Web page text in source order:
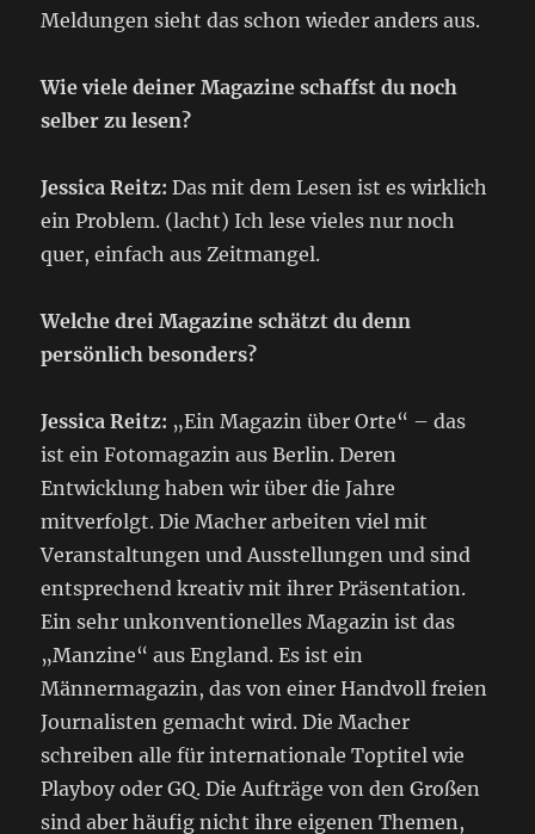
Meldungen sieht das schon wieder anders aus.
Wie viele deiner Magazine schaffst du noch
selber zu lesen?
Jessica Reitz:Das mit dem Lesen ist es wirklich
ein Problem. (lacht) Ich lese vieles nur noch
quer, einfach aus Zeitmangel.
Welche drei Magazine schätzt du denn
persönlich besonders?
Jessica Reitz: „Ein Magazin über Orte“ – das
ist ein Fotomagazin aus Berlin. Deren
Entwicklung haben wir über die Jahre
mitverfolgt. Die Macher arbeiten viel mit
Veranstaltungen und Ausstellungen und sind
entsprechend kreativ mit ihrer Präsentation.
Ein sehr unkonventionelles Magazin ist das
„Manzine“ aus England. Es ist ein
Männermagazin, das von einer Handvoll freien
Journalisten gemacht wird. Die Macher
schreiben alle für internationale Toptitel wie
Playboy oder GQ. Die Aufträge von den Großen
sind aber häufig nicht ihre eigenen Themen,